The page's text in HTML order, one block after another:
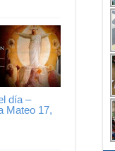
día –
Mateo 17,